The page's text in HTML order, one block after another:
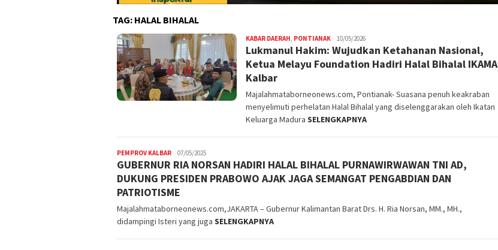
TAG: HALAL BIHALAL
KABAR DAERAH, PONTIANAK Nopriyanto
10/05/2026
Lukmanul Hakim: Wujudkan Ketahanan Nasional,
Ketua Melayu Foundation Hadiri Halal Bihalal IKAMA
Kalbar
Majalahmataborneonews.com, ​Pontianak- Suasana penuh keakraban
menyelimuti perhelatan Halal Bihalal yang diselenggarakan oleh Ikatan
Keluarga Madura SELENGKAPNYA
PEMPROV KALBAR 07/05/2025
GUBERNUR RIA NORSAN HADIRI HALAL BIHALAL PURNAWIRWAWAN TNI AD,
DUKUNG PRESIDEN PRABOWO AJAK JAGA SEMANGAT PENGABDIAN DAN
PATRIOTISME
Majalahmataborneonews.com,JAKARTA – Gubernur Kalimantan Barat Drs. H. Ria Norsan, MM., MH.,
didampingi Isteri yang juga SELENGKAPNYA